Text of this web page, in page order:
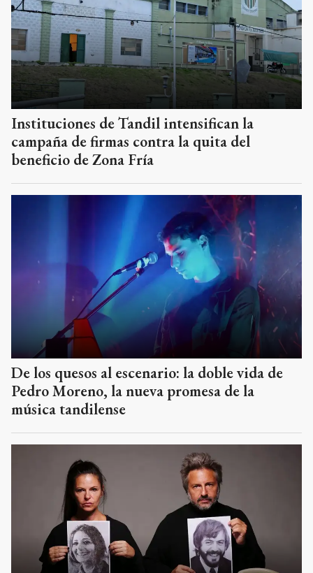
Instituciones de Tandil intensifican la
campaña de firmas contra la quita del
beneficio de Zona Fría
De los quesos al escenario: la doble vida de
Pedro Moreno, la nueva promesa de la
música tandilense